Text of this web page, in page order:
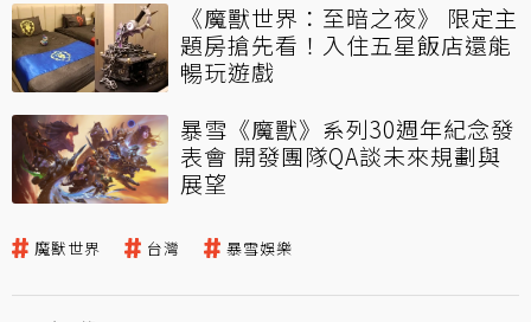
《魔獸世界：至暗之夜》 限定主
題房搶先看！入住五星飯店還能
暢玩遊戲
暴雪《魔獸》系列30週年紀念發
表會 開發團隊QA談未來規劃與
展望
魔獸世界 台灣 暴雪娛樂